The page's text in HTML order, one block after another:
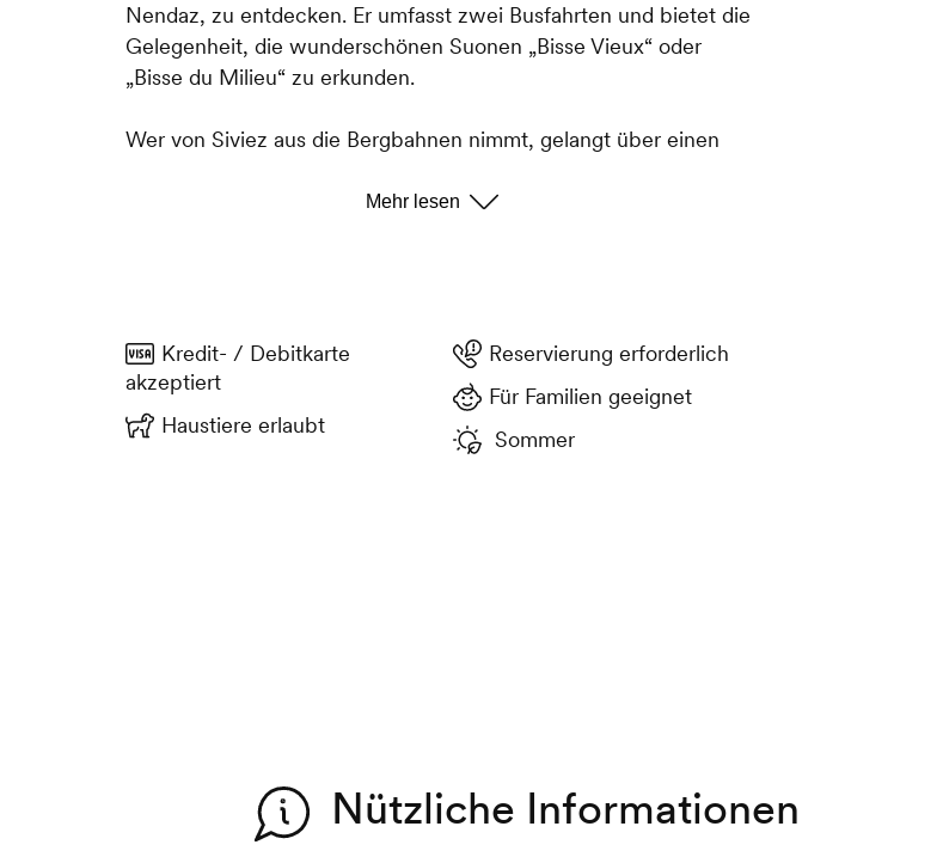
Nendaz, zu entdecken. Er umfasst zwei Busfahrten und bietet die
Gelegenheit, die wunderschönen Suonen „Bisse Vieux“ oder
„Bisse du Milieu“ zu erkunden.
Wer von Siviez aus die Bergbahnen nimmt, gelangt über einen
Möglichkeit ist, von Combatseline über die Ancien Bisse de
Mayens und gelangt so bequem zum Ausgangspunkt zurück.
Kredit- / Debitkarte
akzeptiert
Haustiere erlaubt
Reservierung erforderlich
Für Familien geeignet
Sommer
Nützliche Informationen